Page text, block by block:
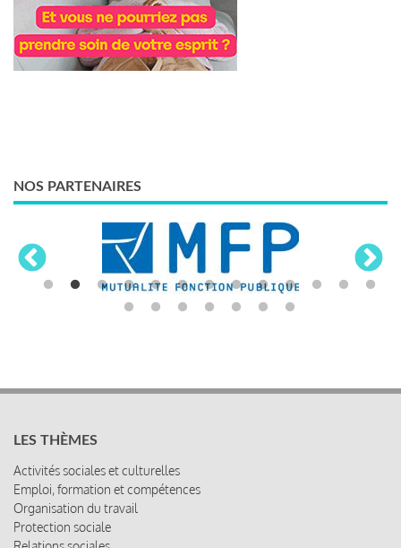
NOS PARTENAIRES
LES THÈMES
Activités sociales et culturelles
Emploi, formation et compétences
Organisation du travail
Protection sociale